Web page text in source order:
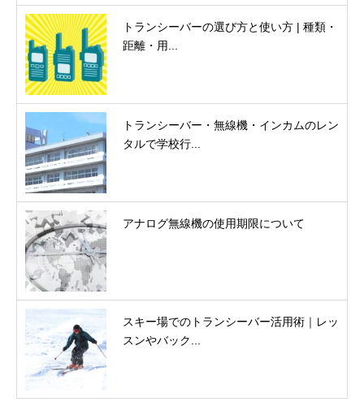
トランシーバーの選び方と使い方 | 種類・
距離・用...
トランシーバー・無線機・インカムのレン
タルで学校行...
アナログ無線機の使用期限について
スキー場でのトランシーバー活用術｜レッ
スンやバック...